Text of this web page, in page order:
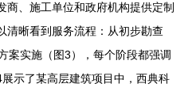
商、施工单位和政府机构提供定制
清晰看到服务流程：从初步勘查
案实施（图3），每个阶段都强调
示了某高层建筑项目中，西典科